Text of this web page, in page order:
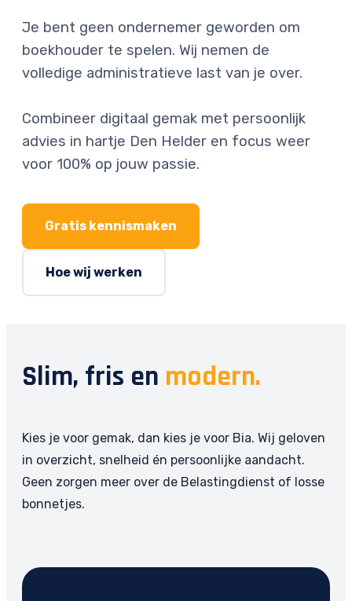
Je bent geen ondernemer geworden om
boekhouder te spelen. Wij nemen de
volledige administratieve last van je over.
Combineer digitaal gemak met persoonlijk
advies in hartje Den Helder en focus weer
voor 100% op jouw passie.
Gratis kennismaken
Hoe wij werken
Slim, fris en modern.
Kies je voor gemak, dan kies je voor Bia. Wij geloven
in overzicht, snelheid én persoonlijke aandacht.
Geen zorgen meer over de Belastingdienst of losse
bonnetjes.